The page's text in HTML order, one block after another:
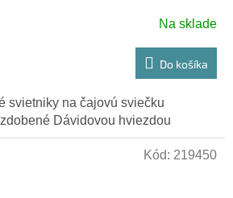
Na sklade
Do košíka
svietniky na čajovú sviečku
Dávidovou hviezdou
Kód: 219450